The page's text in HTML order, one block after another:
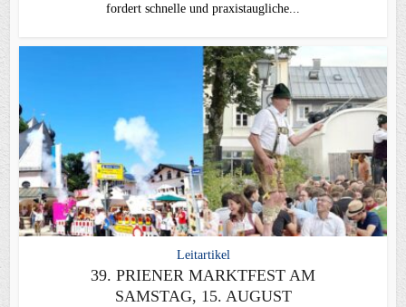
fordert schnelle und praxistaugliche...
Leitartikel
39. PRIENER MARKTFEST AM
SAMSTAG, 15. AUGUST